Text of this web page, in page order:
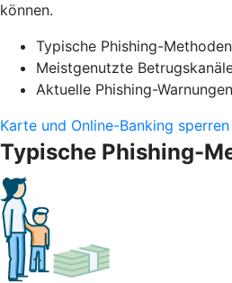
können.
Typische Phishing-Methoden
Meistgenutzte
Aktuelle Phishing-Warnungen
Karte und Online-Banking sperren
Typische Phishing-